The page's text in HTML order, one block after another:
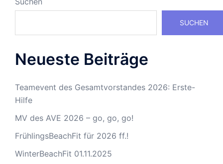
SUCHEN
Neueste Beiträge
Teamevent des Gesamtvorstandes 2026: Erste-
Hilfe
MV des AVE 2026 – go, go, go!
FrühlingsBeachFit für 2026 ff.!
WinterBeachFit 01.11.2025